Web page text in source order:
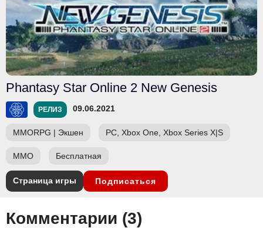
Phantasy Star Online 2 New Genesis
РЕЛИЗ 09.06.2021
MMORPG | Экшен PC, Xbox One, Xbox Series X|S
ММО Бесплатная
Страница игры Подписаться
Комментарии (3)